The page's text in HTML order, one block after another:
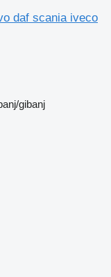
daf scania iveco
gibanj